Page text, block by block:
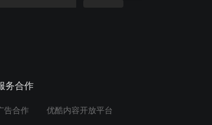
务合作
告合作 优酷内容开放平台